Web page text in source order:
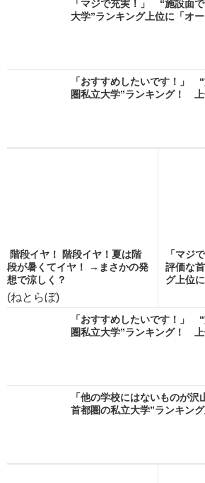
「マジで充実！」 “施設面
大学”ランキング上位に「オ
「おすすめしたいです！」
圏私立大学”ランキング！
階段イヤ！ 階段イヤ！夏は階
段が暑くてイヤ！ →まさかの発
想で涼しく？
(ねとらぼ)
「マジ
評価な
グ上位
「おすすめしたいです！」
圏私立大学”ランキング！
「他の学校にはないものが
首都圏の私立大学”ランキン